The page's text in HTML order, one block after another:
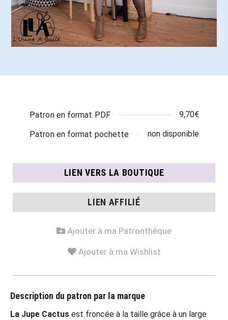
Patron en format PDF 9,70€
Patron en format pochette non disponible
LIEN VERS LA BOUTIQUE
LIEN AFFILIÉ
Ajouter à ma Patronthèque
Ajouter à ma Wishlist
Description du patron par la marque
La Jupe Cactus est froncée à la taille grâce à un large